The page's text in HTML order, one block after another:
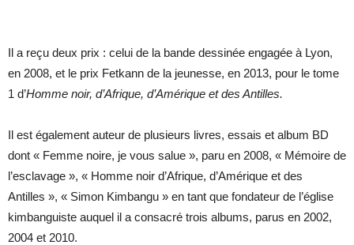
Il a reçu deux prix : celui de la bande dessinée engagée à Lyon,
en 2008, et le prix Fetkann de la jeunesse, en 2013, pour le tome
1 d’Homme noir, d’Afrique, d’Amérique et des Antilles.
Il est également auteur de plusieurs livres, essais et album BD
dont « Femme noire, je vous salue », paru en 2008, « Mémoire de
l’esclavage », « Homme noir d’Afrique, d’Amérique et des
Antilles », « Simon Kimbangu » en tant que fondateur de l’église
kimbanguiste auquel il a consacré trois albums, parus en 2002,
2004 et 2010.